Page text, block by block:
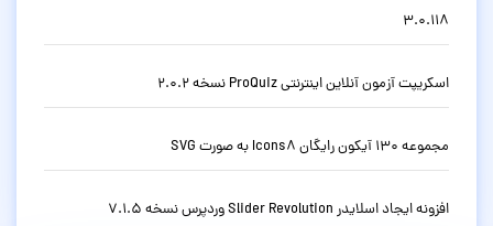
3.0.118
اسکریپت آزمون آنلاین اینترنتی ProQuiz نسخه 2.0.2
مجموعه 130 آیکون رایگان Icons8 به صورت SVG
افزونه ایجاد اسلایدر Slider Revolution وردپرس نسخه 7.1.5